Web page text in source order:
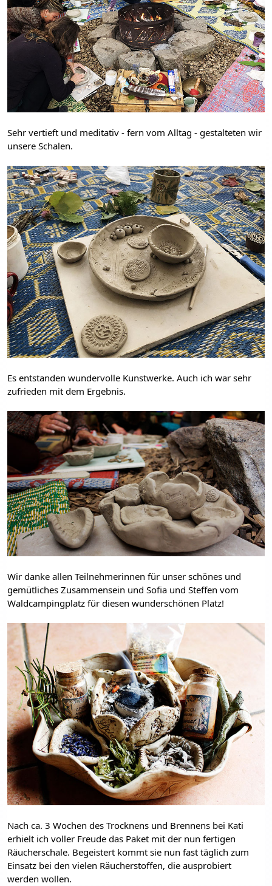
Sehr vertieft und meditativ - fern vom Alltag - gestalteten wir
unsere Schalen.
Es entstanden wundervolle Kunstwerke. Auch ich war sehr
zufrieden mit dem Ergebnis.
Wir danke allen Teilnehmerinnen für unser schönes und
gemütliches Zusammensein und Sofia und Steffen vom
Waldcampingplatz für diesen wunderschönen Platz!
Nach ca. 3 Wochen des Trocknens und Brennens bei Kati
erhielt ich voller Freude das Paket mit der nun fertigen
Räucherschale. Begeistert kommt sie nun fast täglich zum
Einsatz bei den vielen Räucherstoffen, die ausprobiert
werden wollen.